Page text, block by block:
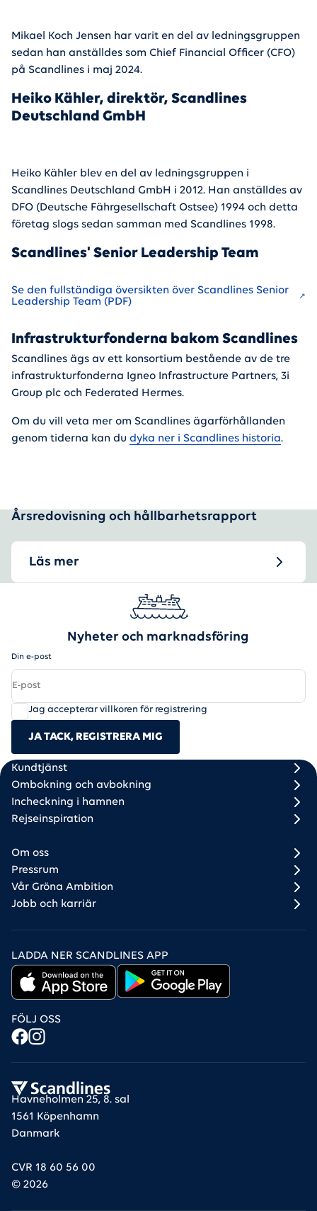
Mikael Koch Jensen har varit en del av ledningsgruppen
sedan han anställdes som Chief Financial Officer (CFO)
på Scandlines i maj 2024.
Heiko Kähler, direktör, Scandlines
Deutschland GmbH
Heiko Kähler blev en del av ledningsgruppen i
Scandlines Deutschland GmbH i 2012. Han anställdes av
DFO (Deutsche Fährgesellschaft Ostsee) 1994 och detta
företag slogs sedan samman med Scandlines 1998.
Scandlines' Senior Leadership Team
Se den fullständiga översikten över Scandlines Senior
Leadership Team (PDF)
Infrastrukturfonderna bakom Scandlines
Scandlines ägs av ett konsortium bestående av de tre
infrastrukturfonderna Igneo Infrastructure Partners, 3i
Group plc och Federated Hermes.
Om du vill veta mer om Scandlines ägarförhållanden
genom tiderna kan du dyka ner i Scandlines historia.
Årsredovisning och hållbarhetsrapport
Läs mer
Nyheter och marknadsföring
Din e-post
Jag accepterar villkoren för registrering
JA TACK, REGISTRERA MIG
Scandlines
Havneholmen 25, 8. sal
1561 Köpenhamn
Danmark
CVR 18 60 56 00
© 2026
Footer column 1
Kundtjänst
Ombokning och avbokning
Incheckning i hamnen
Rejseinspiration
Footer column 2
Om oss
Pressrum
Vår Gröna Ambition
Jobb och karriär
LADDA NER SCANDLINES APP
FÖLJ OSS